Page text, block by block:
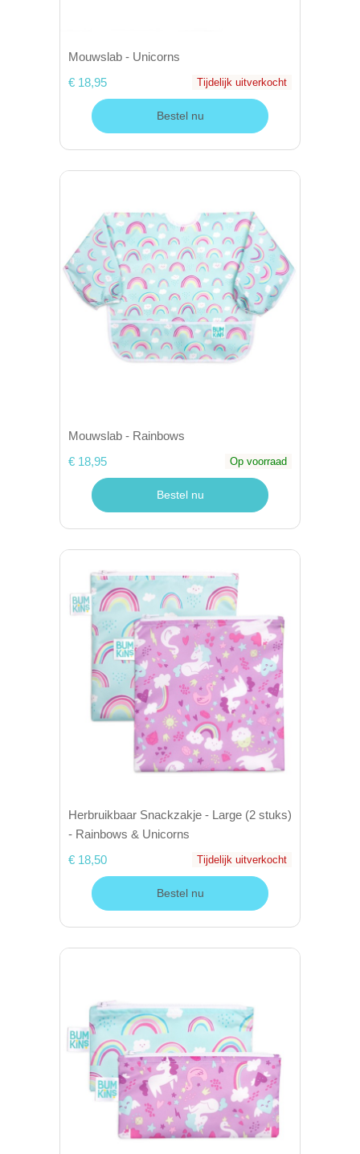
Mouwslab - Unicorns
€ 18,95
Tijdelijk uitverkocht
Bestel nu
Mouwslab - Rainbows
€ 18,95
Op voorraad
Bestel nu
Herbruikbaar Snackzakje - Large (2 stuks)
- Rainbows & Unicorns
€ 18,50
Tijdelijk uitverkocht
Bestel nu